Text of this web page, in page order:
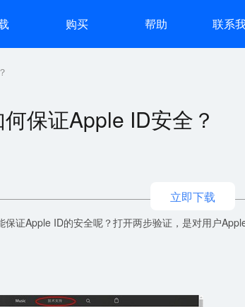
购买 帮助 联系
保证Apple ID安全？
立即下载
证Apple ID的安全呢？打开两步验证，是对用户